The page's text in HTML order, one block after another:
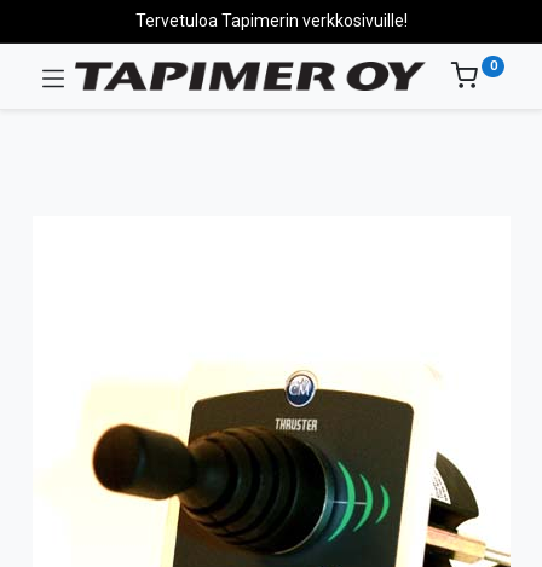
Tervetuloa Tapimerin verkkosivuille!
0